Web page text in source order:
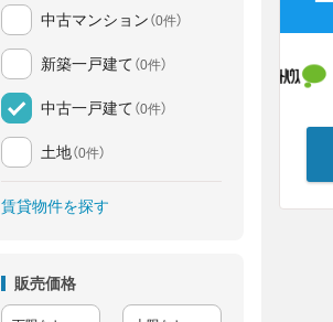
中古マンション （0件）
新築一戸建て （0件）
中古一戸建て （0件）
土地（0件）
賃貸物件を探す
販売価格